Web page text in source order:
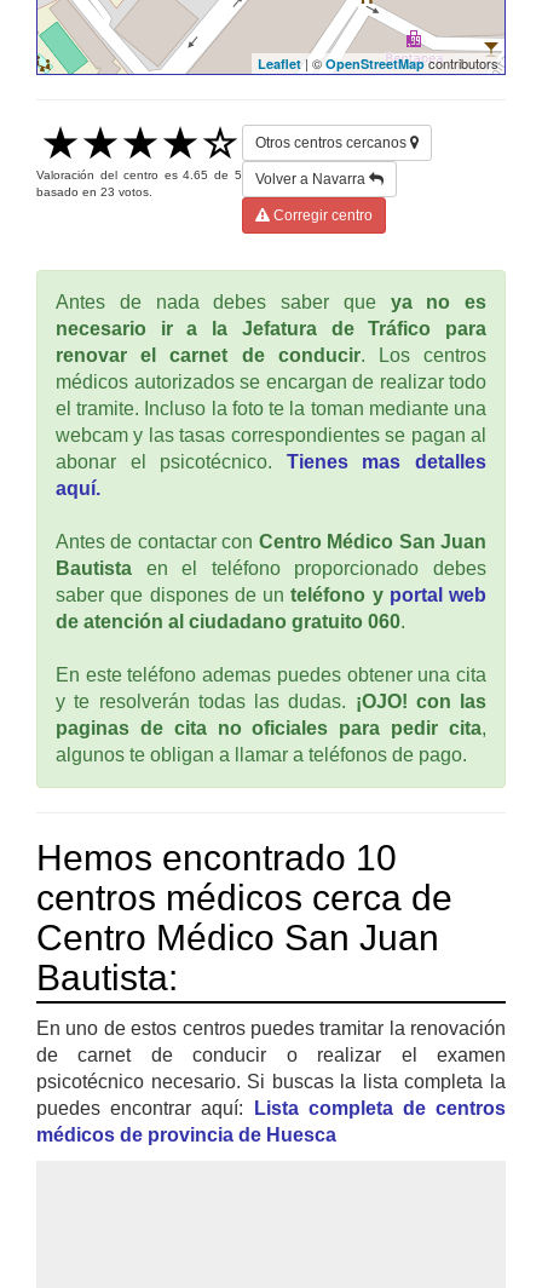
Leaflet| © OpenStreetMapcontributors
Valoración del centro es4.65 de5
basado en 23 votos.
Otros centros cercanos
Volver a Navarra
Corregir centro
Antes de nada debes saber que ya no es
necesario ir a la Jefatura de Tráfico para
renovar el carnet de conducir. Los centros
médicos autorizados se encargan de realizar todo
el tramite. Incluso la foto te la toman mediante una
webcam y las tasas correspondientes se pagan al
abonar el psicotécnico. Tienes mas detalles
aquí.
Antes de contactar con Centro Médico San Juan
Bautista en el teléfono proporcionado debes
saber que dispones de unteléfono y portal web
de atención al ciudadano gratuito 060.
En este teléfono ademas puedes obtener una cita
y te resolverán todas las dudas. ¡OJO! con las
paginas de cita no oficiales para pedir cita,
algunos te obligan a llamar a teléfonos de pago.
Hemos encontrado 10
centros médicos cerca de
Centro Médico San Juan
Bautista:
En uno de estos centros puedes tramitar la renovación
de carnet de conducir o realizar el examen
psicotécnico necesario. Si buscas la lista completa la
puedes encontrar aquí:
Lista completa de centros
médicos de provincia de Huesca